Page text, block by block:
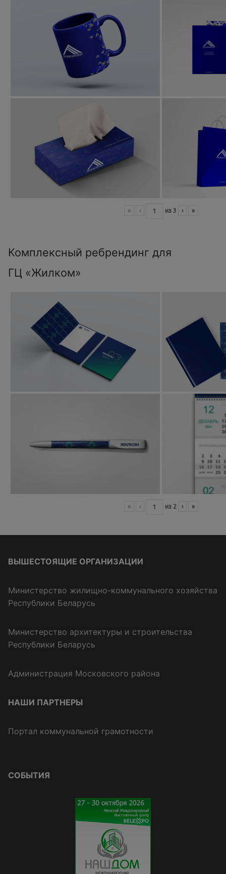
« ‹ из 3 › »
Комплексный ребрендинг для
ГЦ «Жилком»
« ‹ из 2 › »
ВЫШЕСТОЯЩИЕ ОРГАНИЗАЦИИ
Министерство жилищно-коммунального хозяйства
Республики Беларусь
Министерство архитектуры и строительства
Республики Беларусь
Администрация Московского района
НАШИ ПАРТНЕРЫ
Портал коммунальной грамотности
СОБЫТИЯ